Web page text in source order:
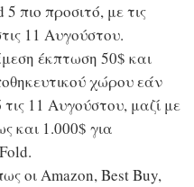
πιο προσιτό, με τις
11 Αυγούστου.
έκπτωση 50$ και
χώρου εάν
11 Αυγούστου, μαζί με
και 1.000$ για
οι Amazon, Best Buy,